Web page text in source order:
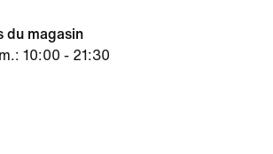
du magasin
10:00 - 21:30